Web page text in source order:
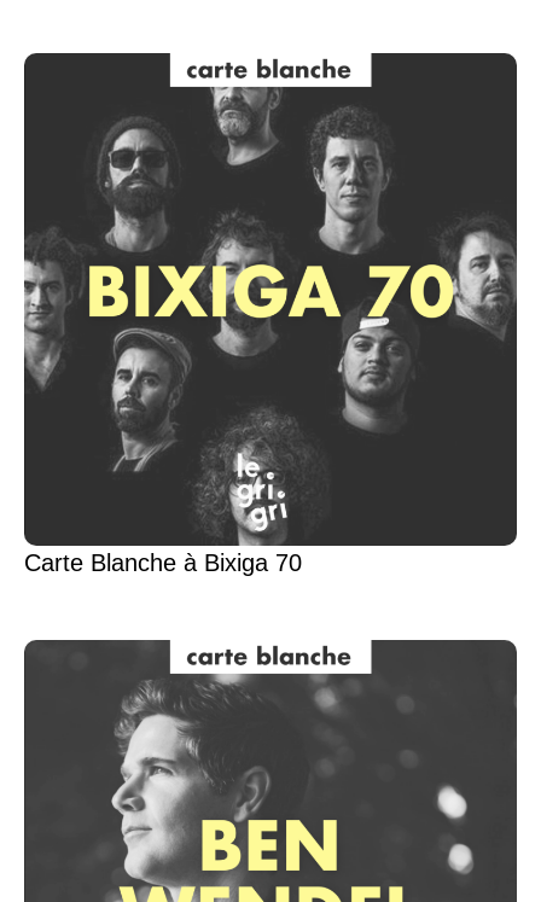
Carte Blanche à Bixiga 70